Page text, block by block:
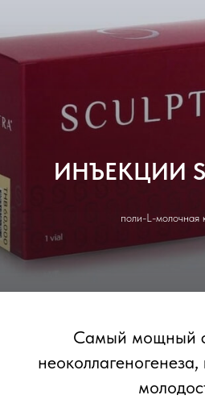
ИНЪЕКЦИИ
поли-L-молочная
Самый мощный